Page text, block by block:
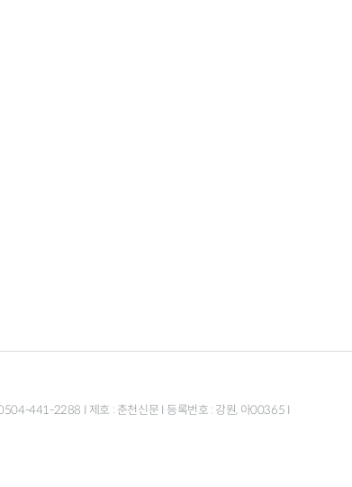
441-2288 I 제호 : 춘천신문 I 등록번호 : 강원, 아00365 I